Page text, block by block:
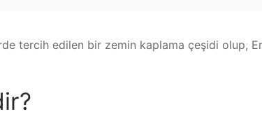
tercih edilen bir zemin kaplama çeşidi olup,